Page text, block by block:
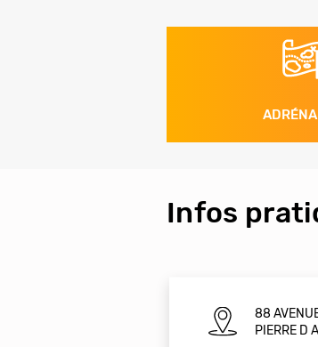
Infos
88
PIERRE D